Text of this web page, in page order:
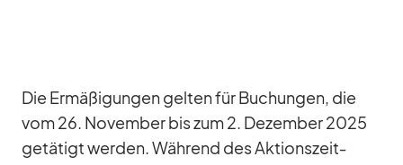
Die Er­mä­ßi­gun­gen gel­ten für Bu­chun­gen, die
vom 26. No­vem­ber bis zum 2. De­zem­ber 2025
ge­tä­tigt wer­den. Wäh­rend des Ak­ti­ons­zeit­